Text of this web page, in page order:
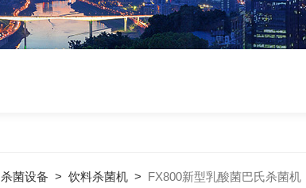
杀菌设备 > 饮料杀菌机> FX800新型乳酸菌巴氏杀菌机